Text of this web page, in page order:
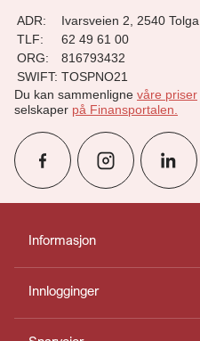
Informasjon
Innlogginger
ADR:
Ivarsveien 2, 2540 Tolga
TLF:
62 49 61 00
ORG:
816793432
SWIFT: TOSPNO21
Du kan sammenligne våre priser
selskaper på Finansportalen.